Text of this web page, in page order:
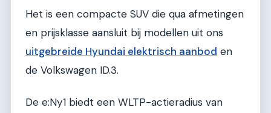
Het is een compacte SUV die qua afmetingen
en prijsklasse aansluit bij modellen uit ons
uitgebreide Hyundai elektrisch aanbod en
de Volkswagen ID.3.
De e:Ny1 biedt een WLTP-actieradius van